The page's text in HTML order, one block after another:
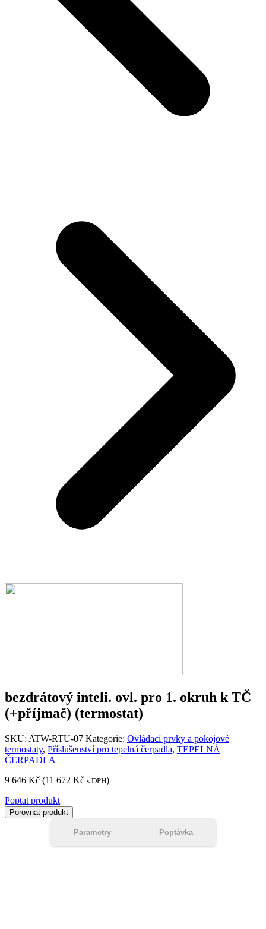
bezdrátový inteli. ovl. pro 1. okruh k TČ
(+příjmač) (termostat)
SKU: ATW-RTU-07 Kategorie: Ovládací prvky a pokojové
termostaty, Příslušenství pro tepelná čerpadla, TEPELNÁ
ČERPADLA
9 646 Kč (11 672 Kč s DPH)
Poptat produkt
Porovnat produkt
Parametry Poptávka